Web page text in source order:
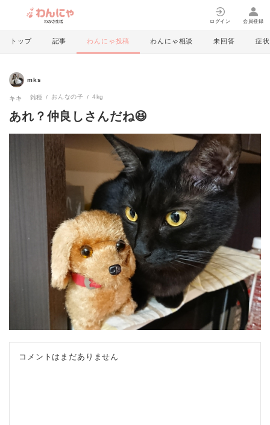
ログイン 会員登録
トップ 記事 わんにゃ投稿 わんにゃ相談 未回答 症状
mks
キキ 雑種 おんなの子 4kg
あれ？仲良しさんだね😆
コメントはまだありません